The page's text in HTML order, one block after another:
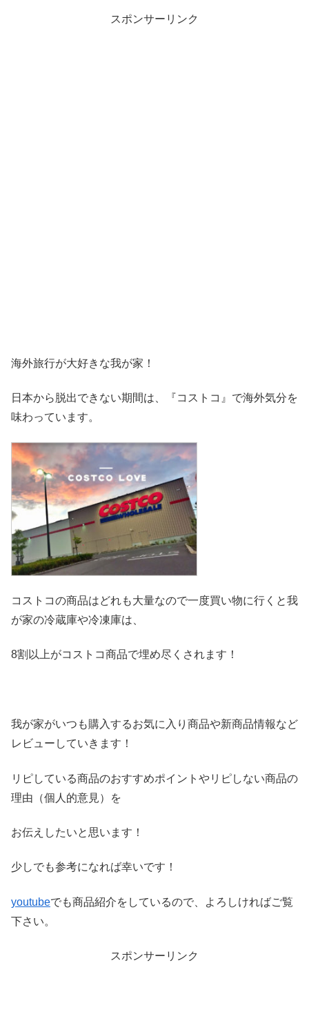
スポンサーリンク
海外旅行が大好きな我が家！
日本から脱出できない期間は、『コストコ』 で海外気分を
味わっています。
コストコの商品はどれも大量なので一度買い物に行くと我
が家の冷蔵庫や冷凍庫は、
8割以上がコストコ商品で埋め尽くされます！
我が家がいつも購入するお気に入り商品や新商品情報など
レビ ューしていきます！
リピしている商品のおすすめポイントやリピしない商品の
理由（個人的意見）を
お伝えしたいと思います！
少しでも参考になれば幸いです！
youtubeでも商品紹介をしているので、よろしければご覧
下さい。
スポンサーリンク